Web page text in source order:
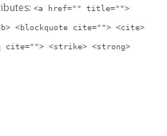
<a href="" title="">
<blockquote cite=""> <cite>
cite=""> <strike> <strong>